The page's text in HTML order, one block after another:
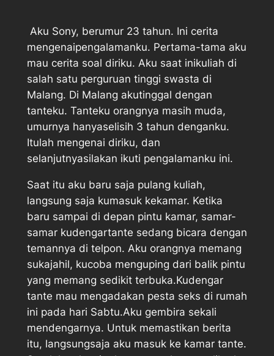
Aku Sony, berumur 23 tahun. Ini cerita
mengenaipengalamanku. Pertama-tama aku
mau cerita soal diriku. Aku saat inikuliah di
salah satu perguruan tinggi swasta di
Malang. Di Malang akutinggal dengan
tanteku. Tanteku orangnya masih muda,
umurnya hanyaselisih 3 tahun denganku.
Itulah mengenai diriku, dan
selanjutnyasilakan ikuti pengalamanku ini.
Saat itu aku baru saja pulang kuliah,
langsung saja kumasuk kekamar. Ketika
baru sampai di depan pintu kamar, samar-
samar kudengartante sedang bicara dengan
temannya di telpon. Aku orangnya memang
sukajahil, kucoba menguping dari balik pintu
yang memang sedikit terbuka.Kudengar
tante mau mengadakan pesta seks di rumah
ini pada hari Sabtu.Aku gembira sekali
mendengarnya. Untuk memastikan berita
itu, langsungsaja aku masuk ke kamar tante.